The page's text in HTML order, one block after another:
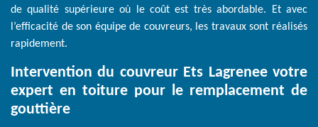
de qualité supérieure où le coût est très abordable. Et avec
l’efficacité de son équipe de couvreurs, les travaux sont réalisés
rapidement.
Intervention du couvreur Ets Lagrenee votre
expert en toiture pour le remplacement de
gouttière